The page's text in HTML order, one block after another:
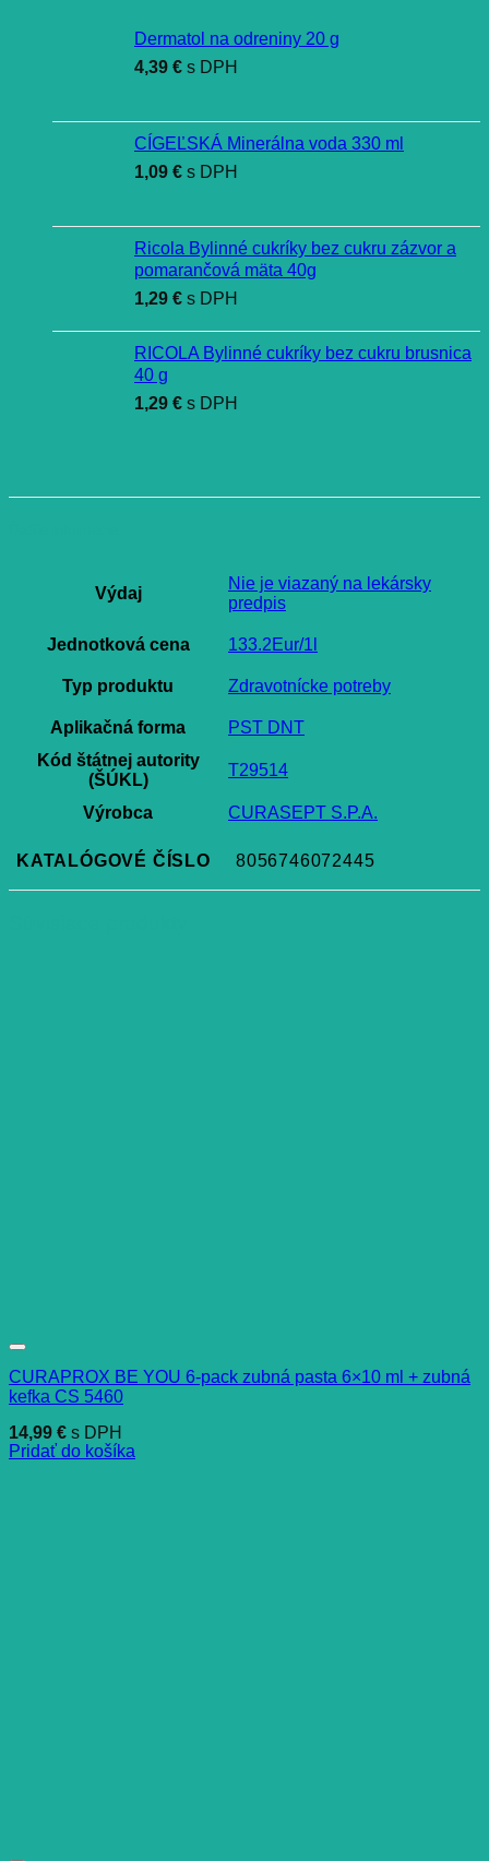
Dermatol na odreniny 20 g
4,39 € s DPH
CÍGEĽSKÁ Minerálna voda 330 ml
1,09 € s DPH
Ricola Bylinné cukríky bez cukru zázvor a
pomarančová mäta 40g
1,29 € s DPH
RICOLA Bylinné cukríky bez cukru brusnica
40 g
1,29 € s DPH
Výdaj
Nie je viazaný na lekársky
predpis
Jednotková cena 133.2Eur/1l
Typ produktu Zdravotnícke potreby
Aplikačná forma
PST DNT
Kód štátnej autority
(ŠÚKL)
T29514
Výrobca CURASEPT S.P.A.
KATALÓGOVÉ ČÍSLO 8056746072445
CURAPROX BE YOU 6-pack zubná pasta 6×10 ml + zubná
kefka CS 5460
14,99 € s DPH
Pridať do košíka